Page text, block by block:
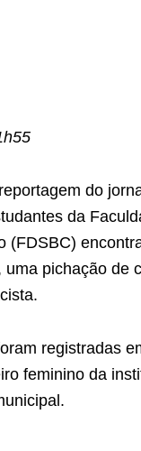
do
da
(FDSBC)
uma pichação de
registradas
feminino da